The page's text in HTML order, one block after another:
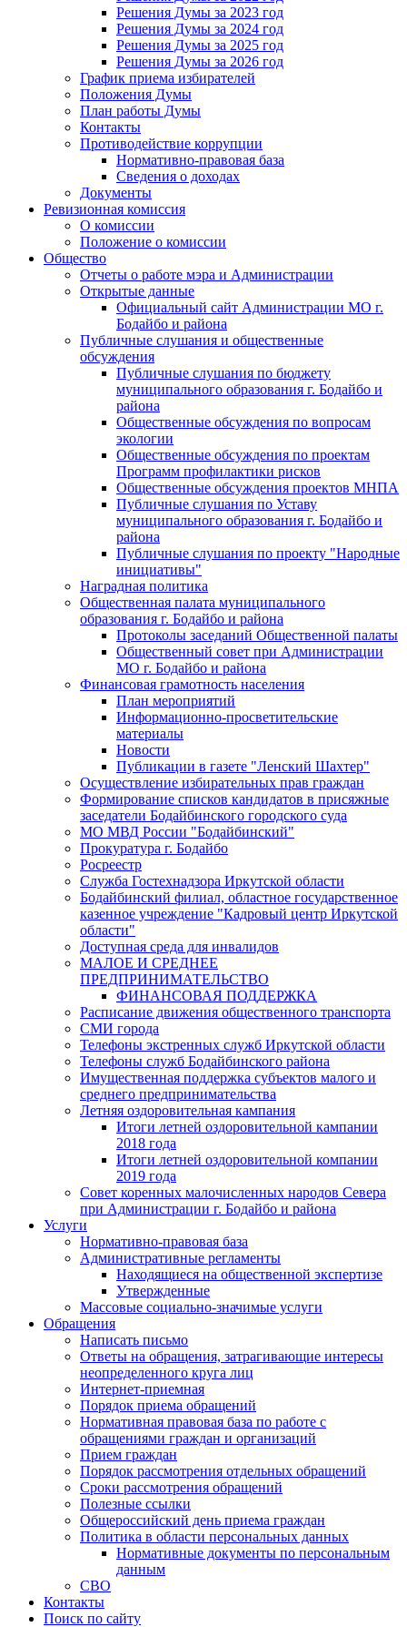
Решения Думы за 2023 год
Решения Думы за 2024 год
Решения Думы за 2025 год
Решения Думы за 2026 год
График приема избирателей
Положения Думы
План работы Думы
Контакты
Противодействие коррупции
Нормативно-правовая база
Сведения о доходах
Документы
Ревизионная комиссия
О комиссии
Положение о комиссии
Общество
Отчеты о работе мэра и Администрации
Открытые данные
Официальный сайт Администрации МО г.
Бодайбо и района
Публичные слушания и общественные
обсуждения
Публичные слушания по бюджету
муниципального образования г. Бодайбо и
района
Общественные обсуждения по вопросам
экологии
Общественные обсуждения по проектам
Программ профилактики рисков
Общественные обсуждения проектов МНПА
Публичные слушания по Уставу
муниципального образования г. Бодайбо и
района
Публичные слушания по проекту "Народные
инициативы"
Наградная политика
Общественная палата муниципального
образования г. Бодайбо и района
Протоколы заседаний Общественной палаты
Общественный совет при Администрации
МО г. Бодайбо и района
Финансовая грамотность населения
План мероприятий
Информационно-просветительские
материалы
Новости
Публикации в газете "Ленский Шахтер"
Осуществление избирательных прав граждан
Формирование списков кандидатов в присяжные
заседатели Бодайбинского городского суда
МО МВД России "Бодайбинский"
Прокуратура г. Бодайбо
Росреестр
Служба Гостехнадзора Иркутской области
Бодайбинский филиал, областное государственное
казенное учреждение "Кадровый центр Иркутской
области"
Доступная среда для инвалидов
МАЛОЕ И СРЕДНЕЕ
ПРЕДПРИНИМАТЕЛЬСТВО
ФИНАНСОВАЯ ПОДДЕРЖКА
Расписание движения общественного транспорта
СМИ города
Телефоны экстренных служб Иркутской области
Телефоны служб Бодайбинского района
Имущественная поддержка субъектов малого и
среднего предпринимательства
Летняя оздоровительная кампания
Итоги летней оздоровительной кампании
2018 года
Итоги летней оздоровительной компании
2019 года
Совет коренных малочисленных народов Севера
при Администрации г. Бодайбо и района
Услуги
Нормативно-правовая база
Административные регламенты
Находящиеся на общественной экспертизе
Утвержденные
Массовые социально-значимые услуги
Обращения
Написать письмо
Ответы на обращения, затрагивающие интересы
неопределенного круга лиц
Интернет-приемная
Порядок приема обращений
Нормативная правовая база по работе с
обращениями граждан и организаций
Прием граждан
Порядок рассмотрения отдельных обращений
Сроки рассмотрения обращений
Полезные ссылки
Общероссийский день приема граждан
Политика в области персональных данных
Нормативные документы по персональным
данным
СВО
Контакты
Поиск по сайту